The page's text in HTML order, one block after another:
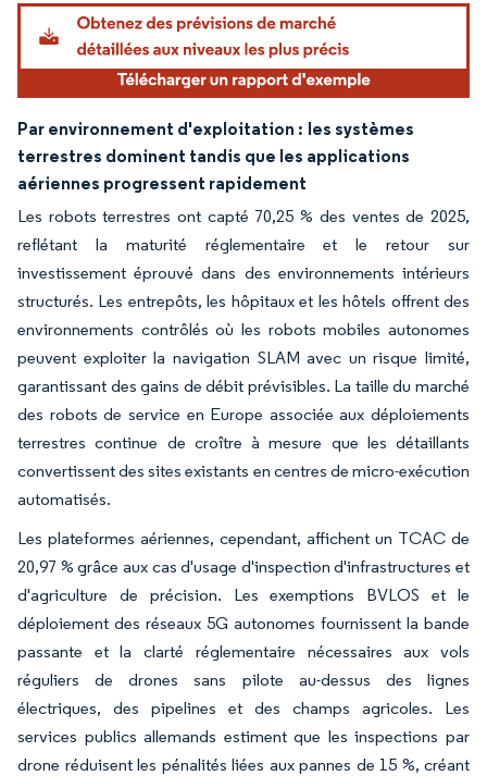
Par environnement d'exploitation : les systèmes
terrestres dominent tandis que les applications
aériennes progressent rapidement
Les robots terrestres ont capté 70,25 % des ventes de 2025,
reflétant la maturité réglementaire et le retour sur
investissement éprouvé dans des environnements intérieurs
structurés. Les entrepôts, les hôpitaux et les hôtels offrent des
environnements contrôlés où les robots mobiles autonomes
peuvent exploiter la navigation SLAM avec un risque limité,
garantissant des gains de débit prévisibles. La taille du marché
des robots de service en Europe associée aux déploiements
terrestres continue de croître à mesure que les détaillants
convertissent des sites existants en centres de micro-exécution
automatisés.
Les plateformes aériennes, cependant, affichent un TCAC de
20,97 % grâce aux cas d'usage d'inspection d'infrastructures et
d'agriculture de précision. Les exemptions BVLOS et le
déploiement des réseaux 5G autonomes fournissent la bande
passante et la clarté réglementaire nécessaires aux vols
réguliers de drones sans pilote au-dessus des lignes
électriques, des pipelines et des champs agricoles. Les
services publics allemands estiment que les inspections par
drone réduisent les pénalités liées aux pannes de 15 %, créant